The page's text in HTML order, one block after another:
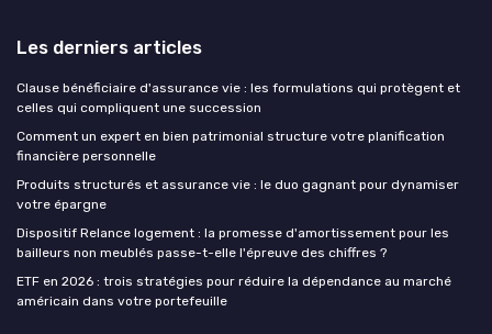
Les derniers articles
Clause bénéficiaire d'assurance vie : les formulations qui protègent et
celles qui compliquent une succession
Comment un expert en bien patrimonial structure votre planification
financière personnelle
Produits structurés et assurance vie : le duo gagnant pour dynamiser
votre épargne
Dispositif Relance logement : la promesse d'amortissement pour les
bailleurs non meublés passe-t-elle l'épreuve des chiffres ?
ETF en 2026 : trois stratégies pour réduire la dépendance au marché
américain dans votre portefeuille